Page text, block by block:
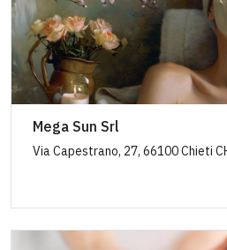
Mega Sun Srl
Via Capestrano, 27, 66100 Chieti